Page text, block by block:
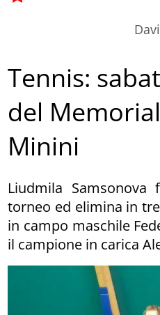
Tennis:
del
Minini
Liudmila
torneo ed elimina in
in campo maschile
il campione in carica